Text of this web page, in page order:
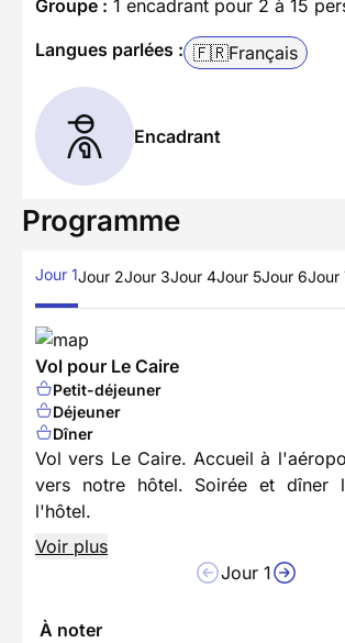
Groupe : 1 encadrant pour 2 à 15
Langues parlées : 🇫🇷Français
Encadrant
Programme
Jour 1Jour 2Jour 3Jour 4Jour 5Jour 6Jour
Vol pour Le Caire
Petit-déjeuner
Déjeuner
Dîner
Vol vers Le Caire. Accueil à
vers notre hôtel. Soirée et dîner
l'hôtel.
Voir plus
Jour 1
À noter